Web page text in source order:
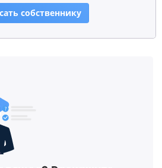
собственнику